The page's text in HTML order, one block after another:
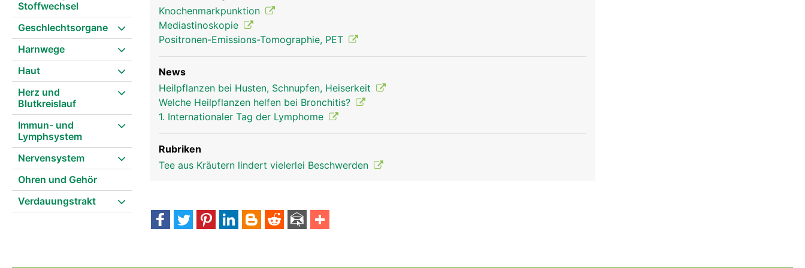
Stoffwechsel
Geschlechtsorgane
Harnwege
Haut
Herz und
Blutkreislauf
Immun- und
Lymphsystem
Nervensystem
Ohren und Gehör
Verdauungstrakt
Thymusdrüse Frau Thymusdrüse Mann
Knochenmarkpunktion
Mediastinoskopie
Positronen-Emissions-Tomographie, PET
News
Heilpflanzen bei Husten, Schnupfen, Heiserkeit
Welche Heilpflanzen helfen bei Bronchitis?
1. Internationaler Tag der Lymphome
Rubriken
Tee aus Kräutern lindert vielerlei Beschwerden